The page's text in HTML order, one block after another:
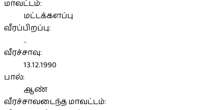
மாவட்டம்:
மட்டக்களப்பு
வீரப்பிறப்பு:
..
வீரச்சாவு:
13.12.1990
பால்:
ஆண்
வீரச்சாவடைந்த மாவட்டம்: